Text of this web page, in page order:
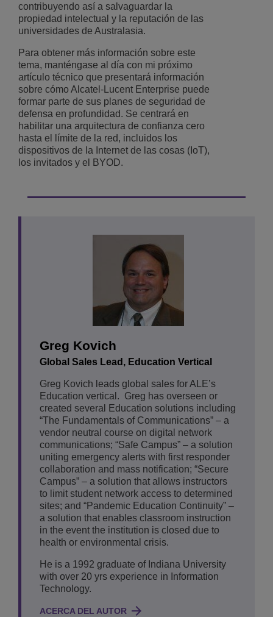
contribuyendo así a salvaguardar la
propiedad intelectual y la reputación de las
universidades de Australasia.
Para obtener más información sobre este
tema, manténgase al día con mi próximo
artículo técnico que presentará información
sobre cómo Alcatel-Lucent Enterprise puede
formar parte de sus planes de seguridad de
defensa en profundidad. Se centrará en
habilitar una arquitectura de confianza cero
hasta el límite de la red, incluidos los
dispositivos de la Internet de las cosas (IoT),
los invitados y el BYOD.
Greg Kovich
Global Sales Lead, Education Vertical
Greg Kovich leads global sales for ALE’s
Education vertical. Greg has overseen or
created several Education solutions including
“The Fundamentals of Communications” – a
vendor neutral course on digital network
communications; “Safe Campus” – a solution
uniting emergency alerts with first responder
collaboration and mass notification; “Secure
Campus” – a solution that allows instructors
to limit student network access to determined
sites; and “Pandemic Education Continuity” –
a solution that enables classroom instruction
in the event the institution is closed due to
health or environmental crisis.
He is a 1992 graduate of Indiana University
with over 20 yrs experience in Information
Technology.
ACERCA DEL AUTOR